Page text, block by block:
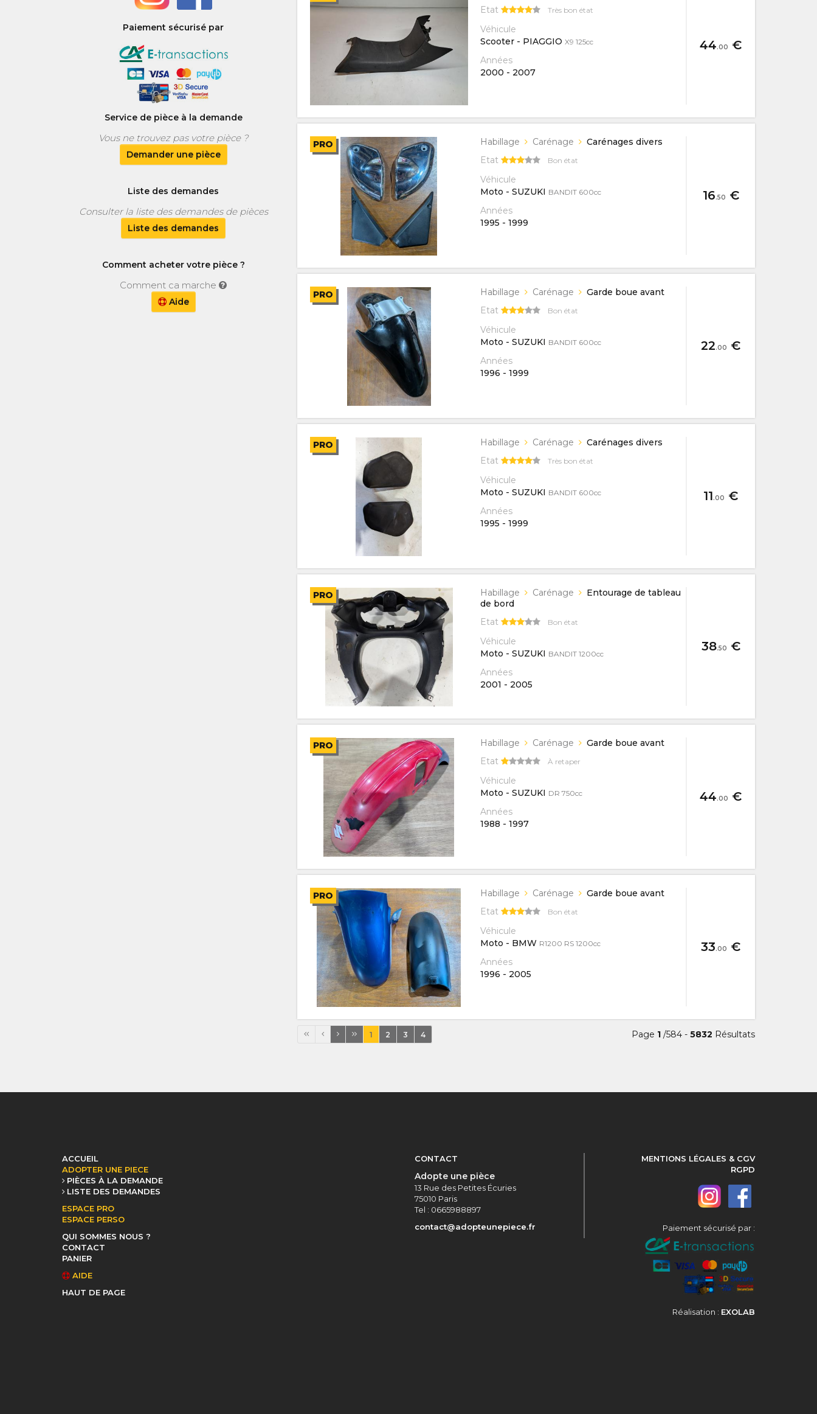
Paiement sécurisé par
Service de pièce à la demande
Vous ne trouvez pas votre pièce ?
Demander une pièce
Liste des demandes
Consulter la liste des demandes de pièces
Liste des demandes
Comment acheter votre pièce ?
Comment ca marche
Aide
44.00 €
Etat
Très bon état
Véhicule
Scooter - PIAGGIO X9 125cc
Années
2000 - 2007
PRO
16.50 €
Habillage Carénage
Carénages divers
Etat
Bon état
Véhicule
Moto - SUZUKI BANDIT 600cc
Années
1995 - 1999
PRO
22.00 €
Habillage Carénage
Garde boue avant
Etat
Bon état
Véhicule
Moto - SUZUKI BANDIT 600cc
Années
1996 - 1999
PRO
11.00 €
Habillage Carénage
Carénages divers
Etat
Très bon état
Véhicule
Moto - SUZUKI BANDIT 600cc
Années
1995 - 1999
PRO
38.50 €
Habillage Carénage
Entourage de tableau
de bord
Etat
Bon état
Véhicule
Moto - SUZUKI BANDIT 1200cc
Années
2001 - 2005
PRO
44.00 €
Habillage Carénage
Garde boue avant
Etat
À retaper
Véhicule
Moto - SUZUKI DR 750cc
Années
1988 - 1997
PRO
33.00 €
Habillage Carénage
Garde boue avant
Etat
Bon état
Véhicule
Moto - BMW R1200 RS 1200cc
Années
1996 - 2005
1 2 3 4 Page 1/584 - 5832 Résultats
ACCUEIL
ADOPTER UNE PIECE
PIÈCES À LA DEMANDE
LISTE DES DEMANDES
ESPACE PRO
ESPACE PERSO
QUI SOMMES NOUS ?
CONTACT
PANIER
AIDE
HAUT DE PAGE
CONTACT
Adopte une pièce
13 Rue des Petites Écuries
75010 Paris
Tel : 0665988897
contact@adopteunepiece.fr
MENTIONS LÉGALES & CGV
RGPD
Paiement sécurisé par :
Réalisation : EXOLAB